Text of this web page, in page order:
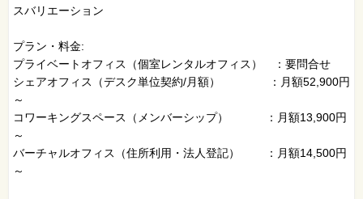
スバリエーション
プラン・料金:
プライベートオフィス（個室レンタルオフィス） ：要問合せ
シェアオフィス（デスク単位契約/月額） ：月額52,900円
～
コワーキングスペース（メンバーシップ） ：月額13,900円
～
バーチャルオフィス（住所利用・法人登記） ：月額14,500円
～